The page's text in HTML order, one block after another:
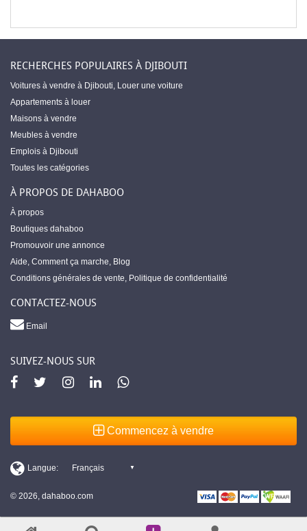
RECHERCHES POPULAIRES À DJIBOUTI
Voitures à vendre à Djibouti, Louer une voiture
Appartements à louer
Maisons à vendre
Meubles à vendre
Emplois à Djibouti
Toutes les catégories
À PROPOS DE DAHABOO
À propos
Boutiques dahaboo
Promouvoir une annonce
Aide, Comment ça marche, Blog
Conditions générales de vente, Politique de confidentialité
CONTACTEZ-NOUS
Email
SUIVEZ-NOUS SUR
Commencez à vendre
© 2026, dahaboo.com